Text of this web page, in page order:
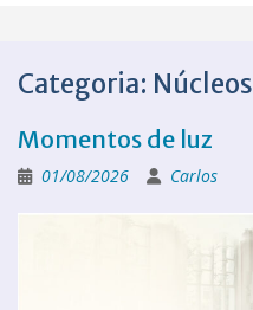
Categoria: Núcleos
Momentos de luz
01/08/2026 Carlos